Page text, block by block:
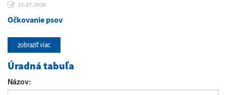
22.07.2026
Očkovanie psov
zobraziť viac
Úradná tabuľa
Názov: